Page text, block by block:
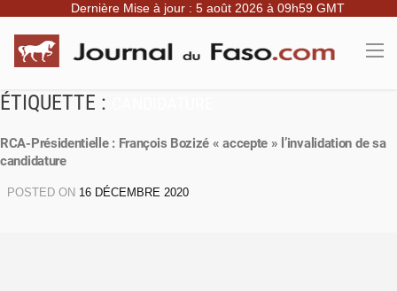
Dernière Mise à jour : 5 août 2026 à 09h59 GMT
ÉTIQUETTE :
RCA-Présidentielle : François Bozizé « accepte » l’invalidation de sa
candidature
POSTED ON 16 DÉCEMBRE 2020